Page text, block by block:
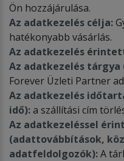
Ön hozzájárulása.
Az adatkezelés célja:
hatékonyabb vásárlás.
Az adatkezelés
Az adatkezelés
Forever Üzleti Partner
Az adatkezelés
idő):a szállítási cím
Az adatkezeléssel
(adattovábbítások,
adatfeldolgozók):A